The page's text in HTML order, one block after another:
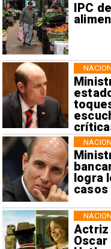
IPC
logra
casos
Actriz
Oscar